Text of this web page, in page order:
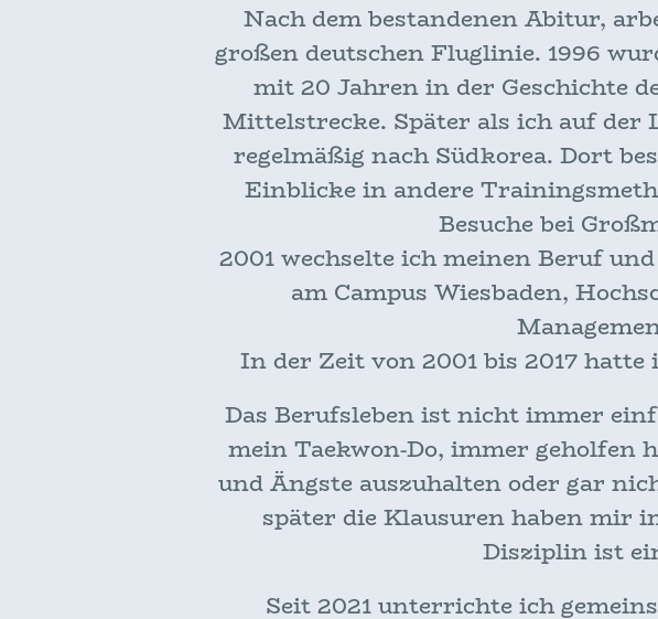
Nach dem bestandenen Abitur,
großen deutschen Fluglinie. 1996
mit 20 Jahren in der Geschichte
Mittelstrecke. Später als ich auf der
regelmäßig nach Südkorea. Dort
Einblicke in andere
Besuche bei
2001 wechselte ich meinen Beruf
am Campus Wiesbaden,
In der Zeit von 2001 bis 2017
Das Berufsleben ist nicht immer
mein Taekwon-Do, immer geholfen
und Ängste auszuhalten oder gar
später die Klausuren haben mir
Disziplin ist
Seit 2021 unterrichte ich